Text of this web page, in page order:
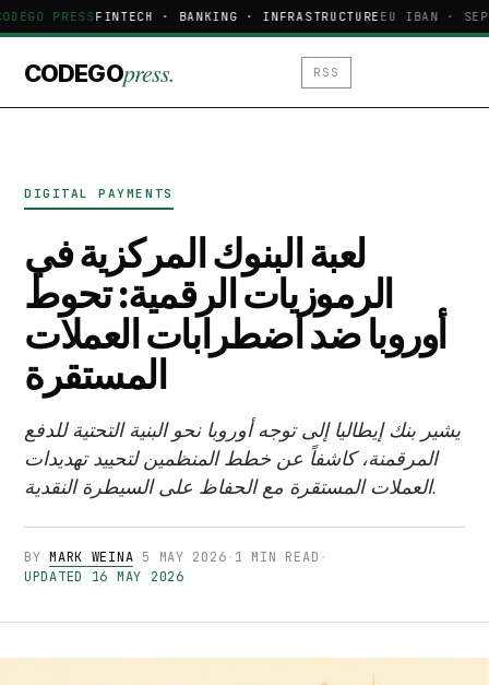
PRESSFINTECH · BANKING · INFRASTRUCTUREEU IBAN ·
CODEGOpress. RSS
DIGITAL PAYMENTS
لعبة البنوك المركزية في
الرموزيات الرقمية: تحوط
أوروبا ضد اضطرابات العملات
المستقرة
يشير بنك إيطاليا إلى توجه أوروبا نحو البنية التحتية للدفع
المرقمنة، كاشفاً عن خطط المنظمين لتحييد تهديدات
العملات المستقرة مع الحفاظ على السيطرة النقدية.
BYMARK WEINA· 5 MAY 2026· 1 MIN READ ·
UPDATED 16 MAY 2026